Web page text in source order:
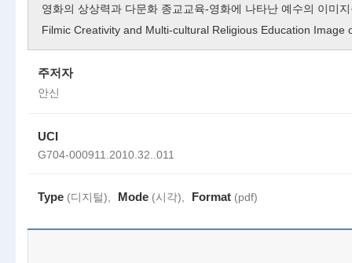
영화의 상상력과 다문화 종교교육-영화에 나타난 예수의 이미
Filmic Creativity and Multi-cultural Religious Education Image
주저자
안신
UCI
G704-000911.2010.32..011
Type (디지털), Mode (시각), Format (pdf)